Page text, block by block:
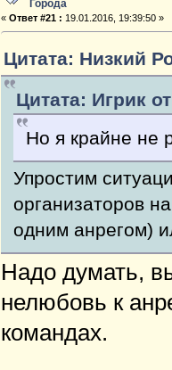
Города
« Ответ #21 : 19.01.2016, 19:39:50 »
Цитата: Низкий
Цитата: Игрик
Но я крайне не
Упростим
организаторов
одним анрегом)
Надо думать,
нелюбовь к
командах.